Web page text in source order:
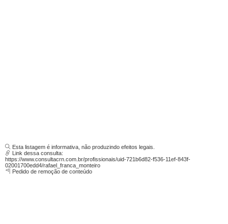
Esta listagem é informativa, não produzindo efeitos legais.
Link dessa consulta:
https://www.consultacrn.com.br/profissionais/uid-721b6d82-f536-11ef-843f-
02001700edd4/rafael_franca_monteiro
Pedido de remoção de conteúdo